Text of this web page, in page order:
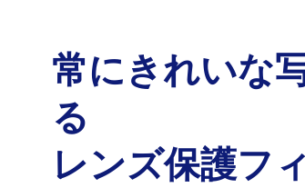
常にきれいな
る
レンズ保護フ